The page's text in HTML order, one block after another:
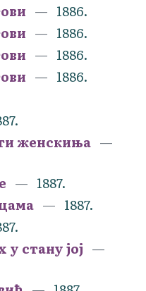
1886.
1886.
1886.
1886.
женскиња
1887.
1887.
стану јој